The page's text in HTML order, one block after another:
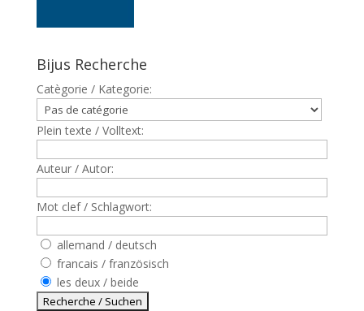
Bijus Recherche
Catègorie / Kategorie:
Plein texte / Volltext:
Auteur / Autor:
Mot clef / Schlagwort:
allemand / deutsch
francais / französisch
les deux / beide